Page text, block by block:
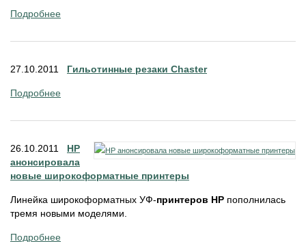
Подробнее
27.10.2011 Гильотинные резаки Chaster
Подробнее
26.10.2011 HP
анонсировала
новые широкоформатные принтеры
Линейка широкоформатных УФ-принтеров HP пополнилась
тремя новыми моделями.
Подробнее